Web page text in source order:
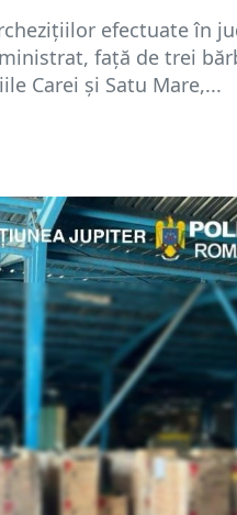
efectuate în
față de trei
Carei și Satu Mare,...